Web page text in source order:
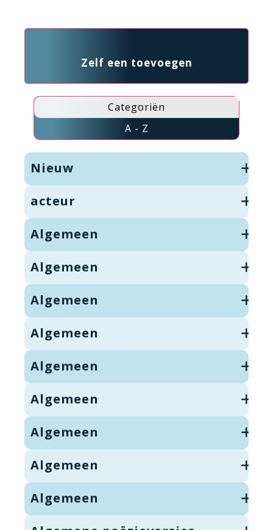
Zelf een toevoegen
Categoriën
A - Z
Nieuw
acteur
Algemeen
Algemeen
Algemeen
Algemeen
Algemeen
Algemeen
Algemeen
Algemeen
Algemeen